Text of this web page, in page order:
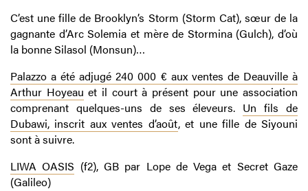
C’est une fille de Brooklyn’s Storm (Storm Cat), sœur de la
gagnante d’Arc Solemia et mère de Stormina (Gulch), d’où
la bonne Silasol (Monsun)…
Palazzo a été adjugé 240 000 € aux ventes de Deauville à
Arthur Hoyeau et il court à présent pour une association
comprenant quelques-uns de ses éleveurs. Un fils de
Dubawi, inscrit aux ventes d’août, et une fille de Siyouni
sont à suivre.
LIWA OASIS (f2), GB par Lope de Vega et Secret Gaze
(Galileo)